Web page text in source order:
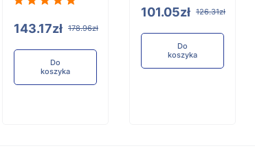
143.17zł 178.96zł
Do
koszyka
101.05zł 126.31zł
Do
koszyka